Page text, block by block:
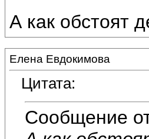
А как обстоят
Елена Евдокимова
Цитата:
Сообщение